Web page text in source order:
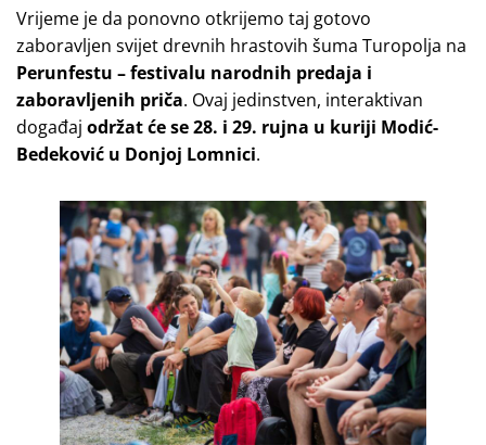
Vrijeme je da ponovno otkrijemo taj gotovo
zaboravljen svijet drevnih hrastovih šuma Turopolja na
Perunfestu – festivalu narodnih predaja i
zaboravljenih priča. Ovaj jedinstven, interaktivan
događaj održat će se 28. i 29. rujna u kuriji Modić-
Bedeković u Donjoj Lomnici.